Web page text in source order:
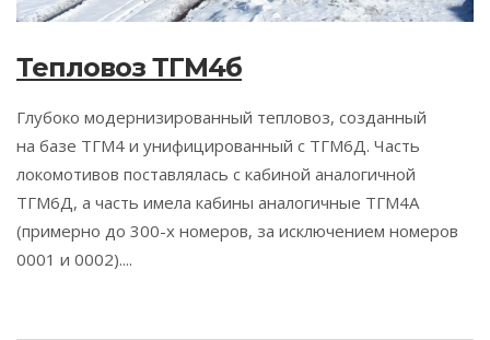
Тепловоз ТГМ4б
Глубоко модернизированный тепловоз, созданный
на базе ТГМ4 и унифицированный с ТГМ6Д. Часть
локомотивов поставлялась с кабиной аналогичной
ТГМ6Д, а часть имела кабины аналогичные ТГМ4А
(примерно до 300-х номеров, за исключением номеров
0001 и 0002)....